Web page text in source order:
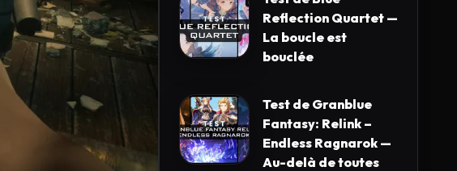
Reflection Quartet —
La boucle est
bouclée
Test de Granblue
Fantasy: Relink –
Endless Ragnarok —
Au-delà de toutes